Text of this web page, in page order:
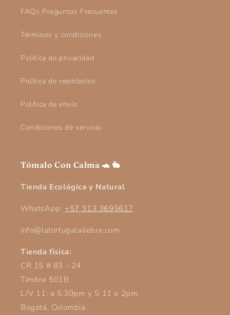
FAQs Preguntas Frecuentes
Términos y condiciones
Política de privacidad
Política de reembolso
Política de envío
Condiciones de servicio
Tómalo Con Calma 🐢 🐇
Tienda Ecológica y Natural
WhatsApp: +57 313 3695617
info@latortugalaliebre.com
Tienda física:
CR 15 # 83 - 24
Timbre 501B
L/V 11: a 5:30pm y S 11 a 2pm.
Bogotá, Colombia.